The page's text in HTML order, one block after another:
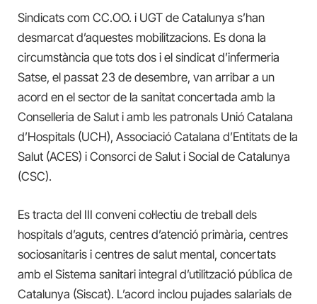
Sindicats com CC.OO. i UGT de Catalunya s’han
desmarcat d’aquestes mobilitzacions. Es dona la
circumstància que tots dos i el sindicat d’infermeria
Satse, el passat 23 de desembre, van arribar a un
acord en el sector de la sanitat concertada amb la
Conselleria de Salut i amb les patronals Unió Catalana
d’Hospitals (UCH), Associació Catalana d’Entitats de la
Salut (ACES) i Consorci de Salut i Social de Catalunya
(CSC).
Es tracta del III conveni col·lectiu de treball dels
hospitals d’aguts, centres d’atenció primària, centres
sociosanitaris i centres de salut mental, concertats
amb el Sistema sanitari integral d’utilització pública de
Catalunya (Siscat). L’acord inclou pujades salarials de